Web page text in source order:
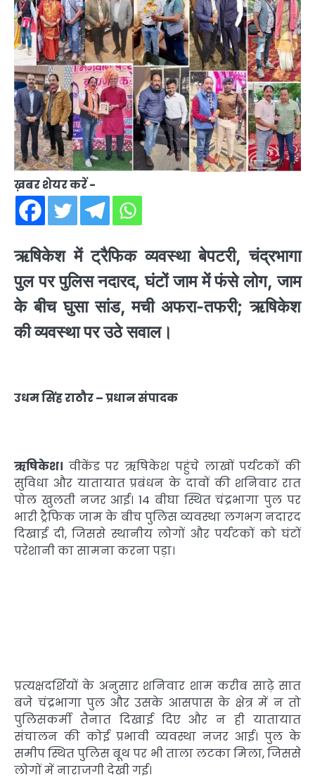
ख़बर शेयर करें -
ऋषिकेश में ट्रैफिक व्यवस्था बेपटरी, चंद्रभागा
पुल पर पुलिस नदारद, घंटों जाम में फंसे लोग, जाम
के बीच घुसा सांड, मची अफरा-तफरी; ऋषिकेश
की व्यवस्था पर उठे सवाल।
उधम सिंह राठौर – प्रधान संपादक
ऋषिकेश। वीकेंड पर ऋषिकेश पहुंचे लाखों पर्यटकों की
सुविधा और यातायात प्रबंधन के दावों की शनिवार रात
पोल खुलती नजर आई। 14 बीघा स्थित चंद्रभागा पुल पर
भारी ट्रैफिक जाम के बीच पुलिस व्यवस्था लगभग नदारद
दिखाई दी, जिससे स्थानीय लोगों और पर्यटकों को घंटों
परेशानी का सामना करना पड़ा।
प्रत्यक्षदर्शियों के अनुसार शनिवार शाम करीब साढ़े सात
बजे चंद्रभागा पुल और उसके आसपास के क्षेत्र में न तो
पुलिसकर्मी तैनात दिखाई दिए और न ही यातायात
संचालन की कोई प्रभावी व्यवस्था नजर आई। पुल के
समीप स्थित पुलिस बूथ पर भी ताला लटका मिला, जिससे
लोगों में नाराजगी देखी गई।